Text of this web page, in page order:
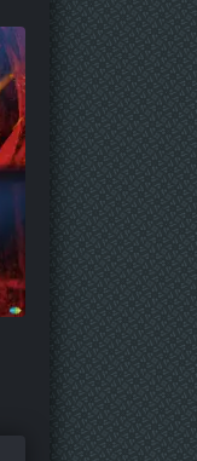
Адипуруш